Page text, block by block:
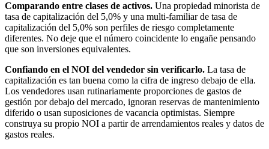
Comparando entre clases de activos. Una propiedad minorista de
tasa de capitalización del 5,0% y una multi-familiar de tasa de
capitalización del 5,0% son perfiles de riesgo completamente
diferentes. No deje que el número coincidente lo engañe pensando
que son inversiones equivalentes.
Confiando en el NOI del vendedor sin verificarlo. La tasa de
capitalización es tan buena como la cifra de ingreso debajo de ella.
Los vendedores usan rutinariamente proporciones de gastos de
gestión por debajo del mercado, ignoran reservas de mantenimiento
diferido o usan suposiciones de vacancia optimistas. Siempre
construya su propio NOI a partir de arrendamientos reales y datos de
gastos reales.